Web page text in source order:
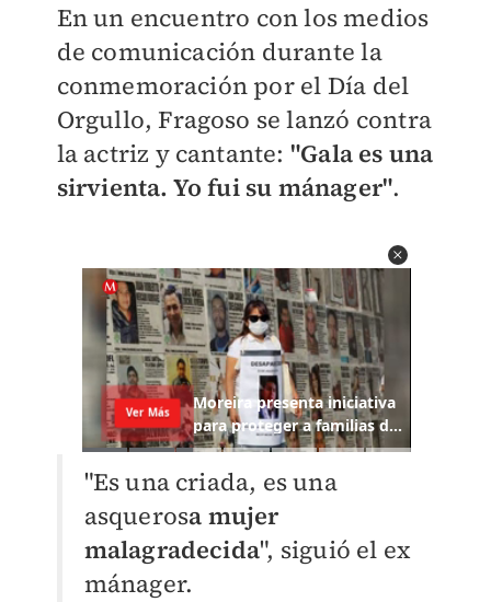
En un encuentro con los medios
de comunicación durante la
conmemoración por el Día del
Orgullo, Fragoso se lanzó contra
la actriz y cantante: "Gala es una
sirvienta. Yo fui su mánager".
"Es una criada, es una
asquerosa mujer
malagradecida", siguió el ex
mánager.